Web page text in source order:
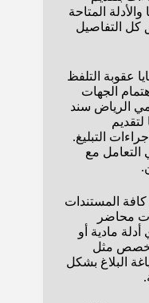
المتاحة
كل التفاصيل
عقوبة التلفظ
الجهات
الرياض سند
التبليغ.
التعامل مع
المستندات
محاضر
مادية أو
مثل
البلاغ بشكل